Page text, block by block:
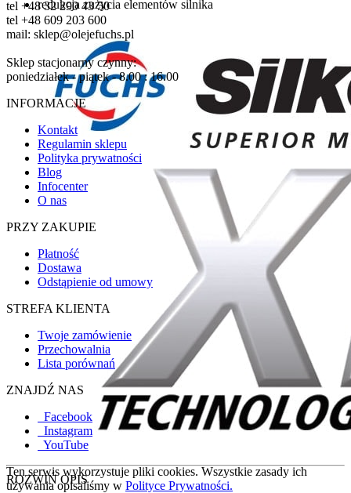
redukcja zużycia elementów silnika
ROZWIŃ OPIS
tel +48 32 290 43 50
tel +48 609 203 600
mail: sklep@olejefuchs.pl
Sklep stacjonarny czynny:
poniedziałek - piątek - 8.00 : 16.00
INFORMACJE
Kontakt
Regulamin sklepu
Polityka prywatności
Blog
Infocenter
O nas
PRZY ZAKUPIE
Płatność
Dostawa
Odstąpienie od umowy
STREFA KLIENTA
Twoje zamówienie
Przechowalnia
Lista porównań
ZNAJDŹ NAS
Facebook
Instagram
YouTube
Ten serwis wykorzystuje pliki cookies. Wszystkie zasady ich
używania opisaliśmy w Polityce Prywatności.